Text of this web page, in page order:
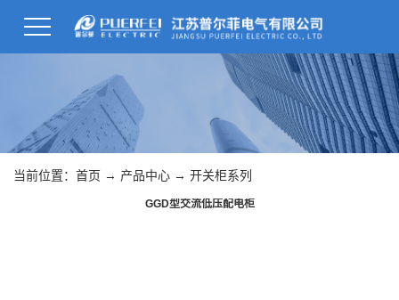
当前位置： 首页 → 产品中心 → 开关柜系列
GGD型交流低压配电柜